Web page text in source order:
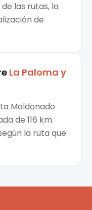
las rutas, la
de
La Paloma y
Maldonado
de 116 km.
la ruta que